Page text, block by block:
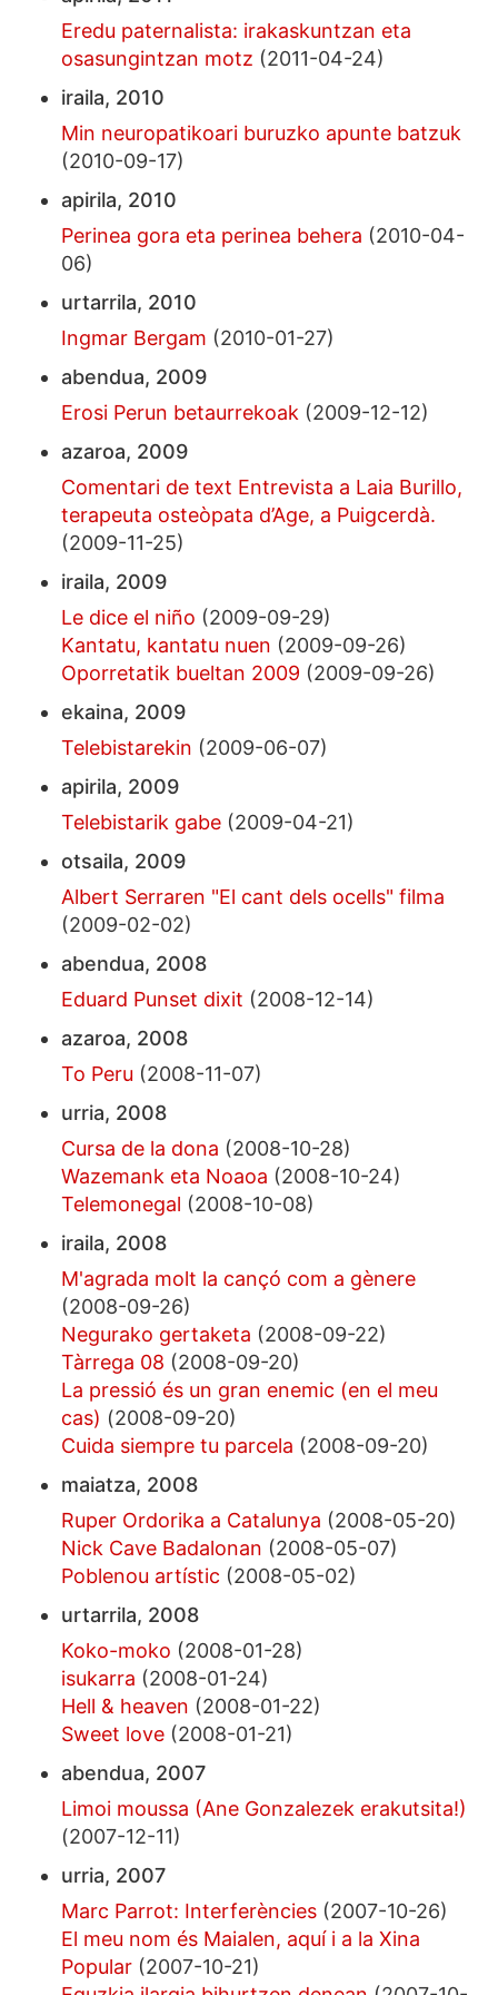
Eredu paternalista: irakaskuntzan eta
osasungintzan motz (2011-04-24)
iraila, 2010
Min neuropatikoari buruzko apunte batzuk
(2010-09-17)
apirila, 2010
Perinea gora eta perinea behera (2010-04-
06)
urtarrila, 2010
Ingmar Bergam (2010-01-27)
abendua, 2009
Erosi Perun betaurrekoak (2009-12-12)
azaroa, 2009
Comentari de text Entrevista a Laia Burillo,
terapeuta osteòpata d’Age, a Puigcerdà.
(2009-11-25)
iraila, 2009
Le dice el niño (2009-09-29)
Kantatu, kantatu nuen (2009-09-26)
Oporretatik bueltan 2009 (2009-09-26)
ekaina, 2009
Telebistarekin (2009-06-07)
apirila, 2009
Telebistarik gabe (2009-04-21)
otsaila, 2009
Albert Serraren "El cant dels ocells" filma
(2009-02-02)
abendua, 2008
Eduard Punset dixit (2008-12-14)
azaroa, 2008
To Peru (2008-11-07)
urria, 2008
Cursa de la dona (2008-10-28)
Wazemank eta Noaoa (2008-10-24)
Telemonegal (2008-10-08)
iraila, 2008
M'agrada molt la cançó com a gènere
(2008-09-26)
Negurako gertaketa (2008-09-22)
Tàrrega 08 (2008-09-20)
La pressió és un gran enemic (en el meu
cas) (2008-09-20)
Cuida siempre tu parcela (2008-09-20)
maiatza, 2008
Ruper Ordorika a Catalunya (2008-05-20)
Nick Cave Badalonan (2008-05-07)
Poblenou artístic (2008-05-02)
urtarrila, 2008
Koko-moko (2008-01-28)
isukarra (2008-01-24)
Hell & heaven (2008-01-22)
Sweet love (2008-01-21)
abendua, 2007
Limoi moussa (Ane Gonzalezek erakutsita!)
(2007-12-11)
urria, 2007
Marc Parrot: Interferències (2007-10-26)
El meu nom és Maialen, aquí i a la Xina
Popular (2007-10-21)